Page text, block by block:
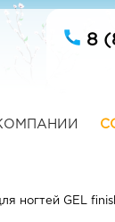
8
ногтей GEL